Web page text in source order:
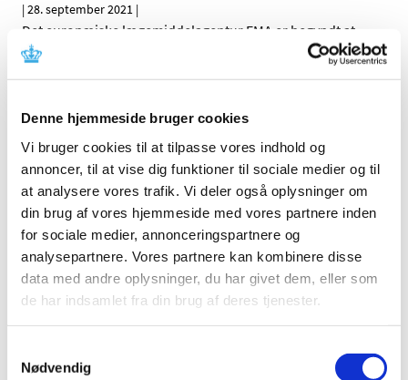
Denne hjemmeside bruger cookies
Vi bruger cookies til at tilpasse vores indhold og
annoncer, til at vise dig funktioner til sociale medier og til
at analysere vores trafik. Vi deler også oplysninger om
din brug af vores hjemmeside med vores partnere inden
for sociale medier, annonceringspartnere og
analysepartnere. Vores partnere kan kombinere disse
data med andre oplysninger, du har givet dem, eller som
de har indsamlet fra din brug af deres tjenester.
Nødvendig
|28. september 2021 |
Det europæiske lægemiddelagentur EMA er begyndt at
vurdere data fra Moderna med henblik på en eventuel…
retentionsprøver ved ompakning af
parallelimporterede lægemidler
|28. september 2021|
Lægemiddelstyrelsen indfører som en 2-årig
forsøgsordning ændring af praksis, således at det…
Fejlen i virksomhedsnavne og
markedsføringsstatus på
www.indlaegsseddel.dk er nu løst
|24. september 2021|
Fejlen, hvor der for nogle lægemidlers vedkommende
blev vist et forkert virksomhedsnavn, og en forkert
…